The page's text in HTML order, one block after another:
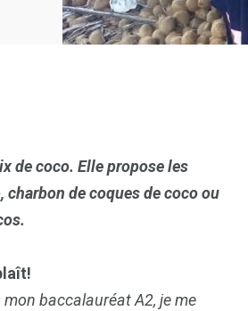
de coco. Elle propose les
de coques de coco ou
mon baccalauréat A2, je me